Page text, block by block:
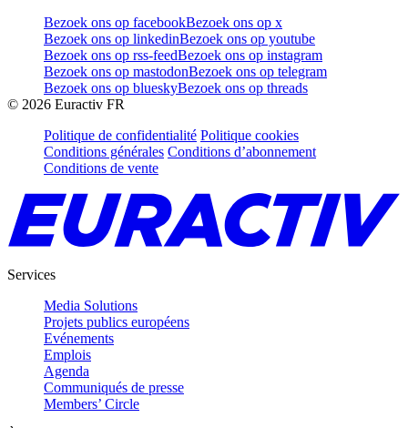
Bezoek ons op facebookBezoek ons op x
Bezoek ons op linkedinBezoek ons op youtube
Bezoek ons op rss-feedBezoek ons op instagram
Bezoek ons op mastodonBezoek ons op telegram
Bezoek ons op blueskyBezoek ons op threads
© 2026 Euractiv FR
Politique de confidentialité Politique cookies
Conditions générales Conditions d’abonnement
Conditions de vente
Services
Media Solutions
Projets publics européens
Evénements
Emplois
Agenda
Communiqués de presse
Members’ Circle